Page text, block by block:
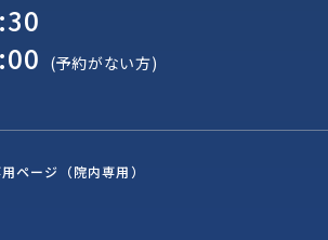
(予約がない方)
ページ（院内専用）